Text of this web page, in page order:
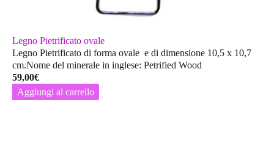
Legno Pietrificato ovale
Legno Pietrificato di forma ovale e di dimensione 10,5 x 10,7
cm.Nome del minerale in inglese: Petrified Wood
59,00€
Aggiungi al carrello